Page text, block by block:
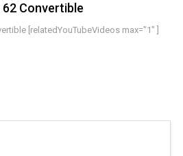
62 Convertible
[relatedYouTubeVideos max="1" ]